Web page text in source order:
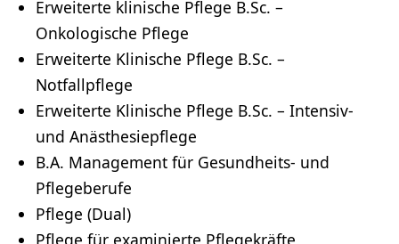
Erweiterte klinische Pflege B.Sc. –
Onkologische Pflege
Erweiterte Klinische Pflege B.Sc. –
Notfallpflege
Erweiterte Klinische Pflege B.Sc. – Intensiv-
und Anästhesiepflege
B.A. Management für Gesundheits- und
Pflegeberufe
Pflege (Dual)